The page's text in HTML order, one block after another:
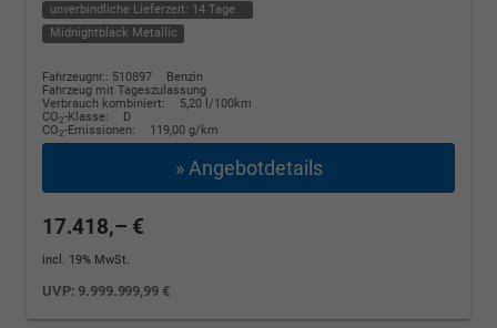
unverbindliche Lieferzeit: 14 Tage
Midnightblack Metallic
Fahrzeugnr.: 510897
Benzin
Fahrzeug mit Tageszulassung
Verbrauch kombiniert:
5,20 l/100km
CO2-Klasse:
D
CO2-Emissionen: 119,00 g/km
» Angebotdetails
17.418,– €
incl. 19% MwSt.
UVP: 9.999.999,99 €